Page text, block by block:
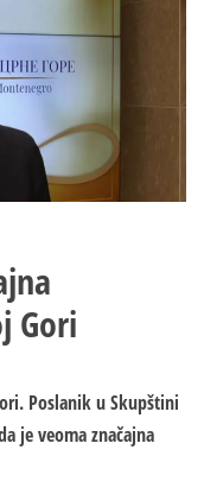
Gori
Poslanik u Skupštini
je veoma značajna